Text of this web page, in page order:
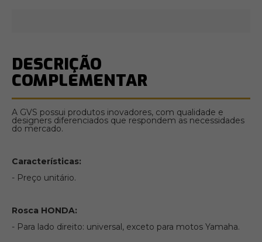
DESCRIÇÃO
COMPLEMENTAR
A GVS possui produtos inovadores, com qualidade e
designers diferenciados que respondem as necessidades
do mercado.
Características:
- Preço unitário.
Rosca HONDA:
- Para lado direito: universal, exceto para motos Yamaha.